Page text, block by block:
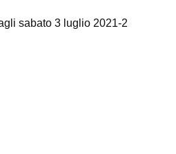
sabato 3 luglio 2021-2